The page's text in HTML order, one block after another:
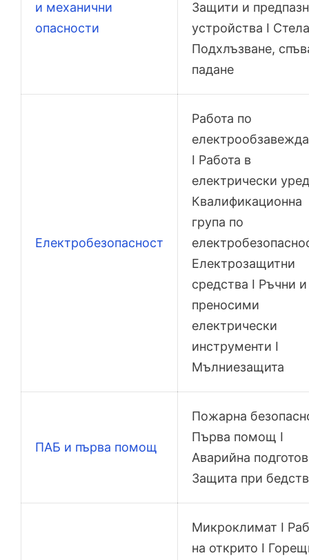
и механични
опасности
Защити и
устройства I
Подхлъзване,
падане
Електробезопасност
Работа по
I Работа в
електрически
Квалификационна
група по
Електрозащитни
средства I Ръчни и
преносими
електрически
инструменти I
Мълниезащита
ПАБ и първа помощ
Пожарна
Първа помощ I
Аварийна
Защита при
Микроклимат I
на открито I